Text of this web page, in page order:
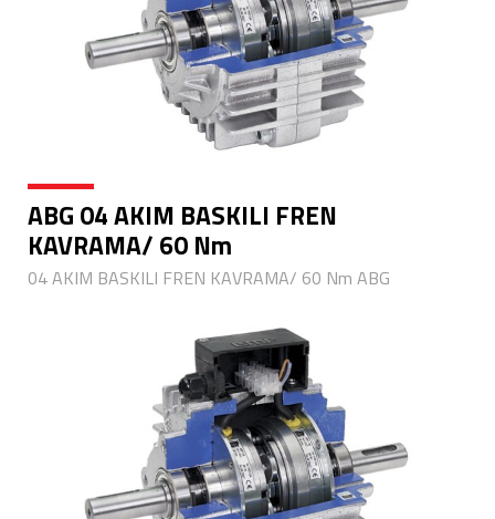
ABG 04 AKIM BASKILI FREN
KAVRAMA/ 60 Nm
04 AKIM BASKILI FREN KAVRAMA/ 60 Nm ABG